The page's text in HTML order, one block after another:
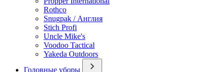
Rothco
Snugpak / Англия
Stich Profi
Uncle Mike's
Voodoo Tactical
Yakeda Outdoors
Головные уборы